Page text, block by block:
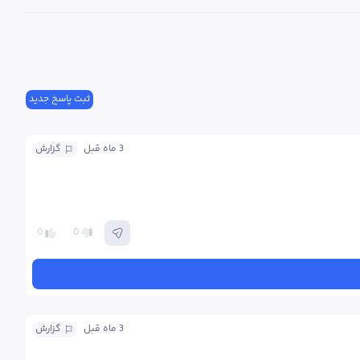
ثبت پاسخ جدید
گزارش 3 ماه قبل
0 0
گزارش 3 ماه قبل